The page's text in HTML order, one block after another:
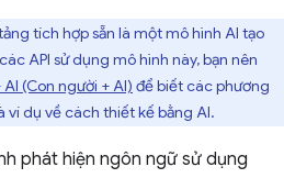
tích hợp sẵn là một mô hình AI tạo
API sử dụng mô hình này, bạn nên
(Con người + AI) để biết các phương
ví dụ về cách thiết kế bằng AI.
phát hiện ngôn ngữ sử dụng